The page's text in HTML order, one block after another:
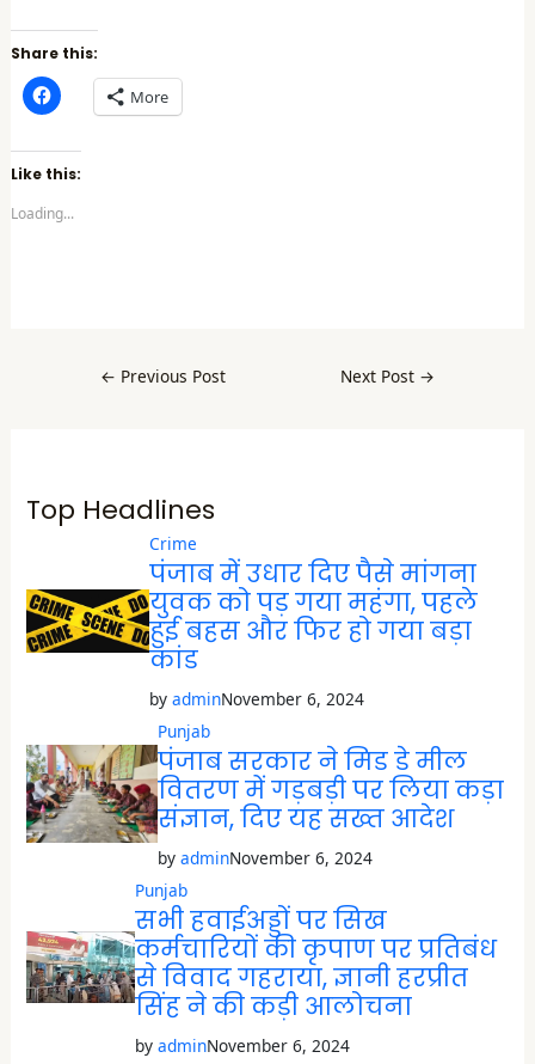
Share this:
C
l
k
t
o
h
s
w
w
i
n
d
More
Like this:
Loading...
← Previous Post Next Post →
Top Headlines
Crime
पंजाब में उधार दिए पैसे मांगना
युवक को पड़ गया महंगा, पहले
हुई बहस और फिर हो गया बड़ा
कांड
by adminNovember 6, 2024
Punjab
पंजाब सरकार ने मिड डे मील
वितरण में गड़बड़ी पर लिया कड़ा
संज्ञान, दिए यह सख्त आदेश
by adminNovember 6, 2024
Punjab
सभी हवाईअड्डों पर सिख
कर्मचारियों की कृपाण पर प्रतिबंध
से विवाद गहराया, ज्ञानी हरप्रीत
सिंह ने की कड़ी आलोचना
by adminNovember 6, 2024